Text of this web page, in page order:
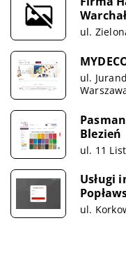
Warchał
ul.
ul.
Blezień
ul. 11
Usługi
ul.